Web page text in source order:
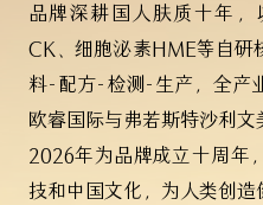
品牌深耕国人肤质十年
CK、细胞泌素HME等自研
料-配方-检测-生产，全产
欧睿国际与弗若斯特沙利文
2026年为品牌成立十周年
技和中国文化，为人类创